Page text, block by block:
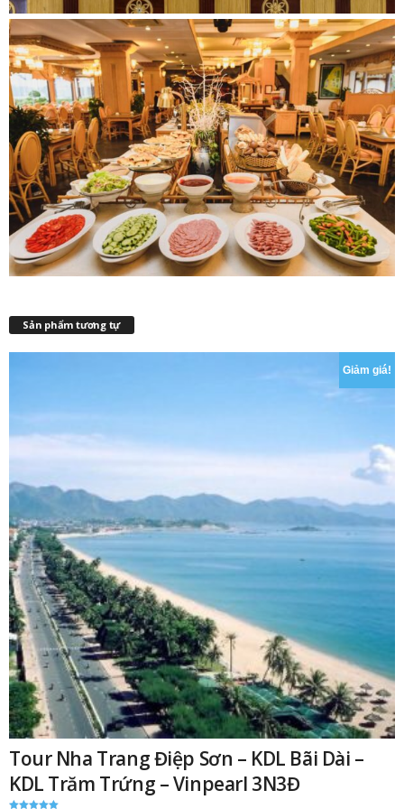
Sản phẩm tương tự
Giảm giá!
Tour Nha Trang Điệp Sơn – KDL Bãi Dài –
KDL Trăm Trứng – Vinpearl 3N3Đ